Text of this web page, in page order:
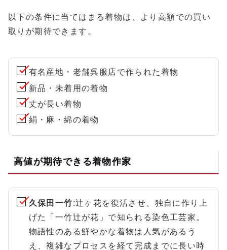
以下の条件に当てはまる着物は、より高額での買い
取りが期待できます。
有名産地・老舗呉服店で作られた着物
新品・未着用の着物
丈が長い着物
絹・麻・綿の着物
高値が期待できる着物作家
久保田一竹:辻ヶ花を復活させ、独自に作り上
げた「一竹辻が花」で知られる染色工芸家。
物語性のある鮮やかな着物は人気があるう
え、複雑なプロセスを経て完成までに長い時